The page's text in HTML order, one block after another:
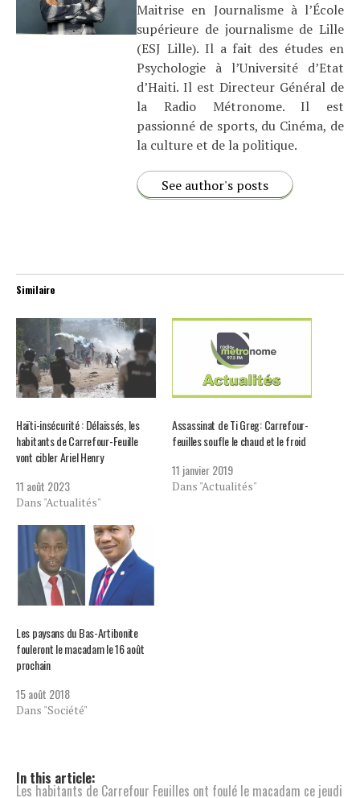
Maitrise en Journalisme à l’École
supérieure de journalisme de Lille
(ESJ Lille). Il a fait des études en
Psychologie à l’Université d’Etat
d’Haiti. Il est Directeur Général de
la Radio Métronome. Il est
passionné de sports, du Cinéma, de
la culture et de la politique.
See author's posts
Similaire
Haïti-insécurité : Délaissés, les
habitants de Carrefour-Feuille
vont cibler Ariel Henry
11 août 2023
Dans "Actualités"
Assassinat de Ti Greg: Carrefour-
feuilles soufle le chaud et le froid
11 janvier 2019
Dans "Actualités"
Les paysans du Bas-Artibonite
fouleront le macadam le 16 août
prochain
15 août 2018
Dans "Société"
In this article:
Les habitants de Carrefour Feuilles ont foulé le macadam ce jeudi